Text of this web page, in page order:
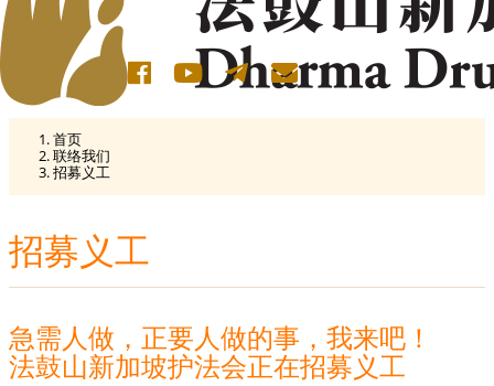
首页
联络我们
招募义工
招募义工
急需人做，正要人做的事，我来吧！
法鼓山新加坡护法会正在招募义工